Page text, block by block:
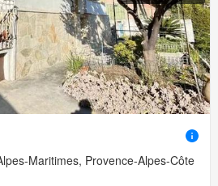
Maritimes, Provence-Alpes-Côte